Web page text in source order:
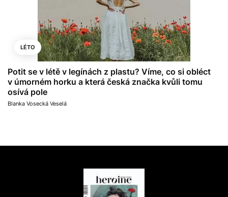
LÉTO
Potit se v létě v legínách z plastu? Víme, co si obléct
v úmorném horku a která česká značka kvůli tomu
osívá pole
Blanka Vosecká Veselá